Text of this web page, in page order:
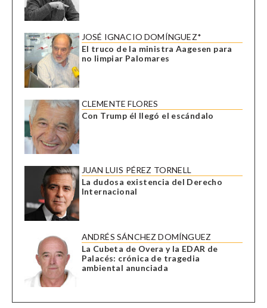
JOSÉ IGNACIO DOMÍNGUEZ*
El truco de la ministra Aagesen para
no limpiar Palomares
CLEMENTE FLORES
Con Trump él llegó el escándalo
JUAN LUIS PÉREZ TORNELL
La dudosa existencia del Derecho
Internacional
ANDRÉS SÁNCHEZ DOMÍNGUEZ
La Cubeta de Overa y la EDAR de
Palacés: crónica de tragedia
ambiental anunciada